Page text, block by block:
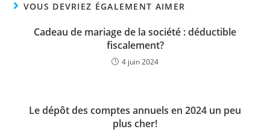
VOUS DEVRIEZ ÉGALEMENT AIMER
Cadeau de mariage de la société : déductible
fiscalement?
4 juin 2024
Le dépôt des comptes annuels en 2024 un peu
plus cher!